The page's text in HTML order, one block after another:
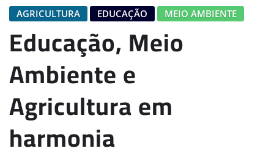
AGRICULTURA EDUCAÇÃO MEIO AMBIENTE
Educação, Meio
Ambiente e
Agricultura em
harmonia